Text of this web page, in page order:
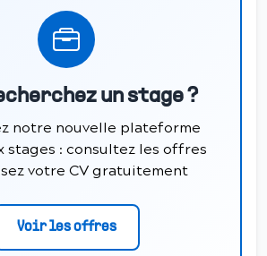
un stage ?
notre nouvelle plateforme
stages : consultez les offres
votre CV gratuitement
Voir les offres